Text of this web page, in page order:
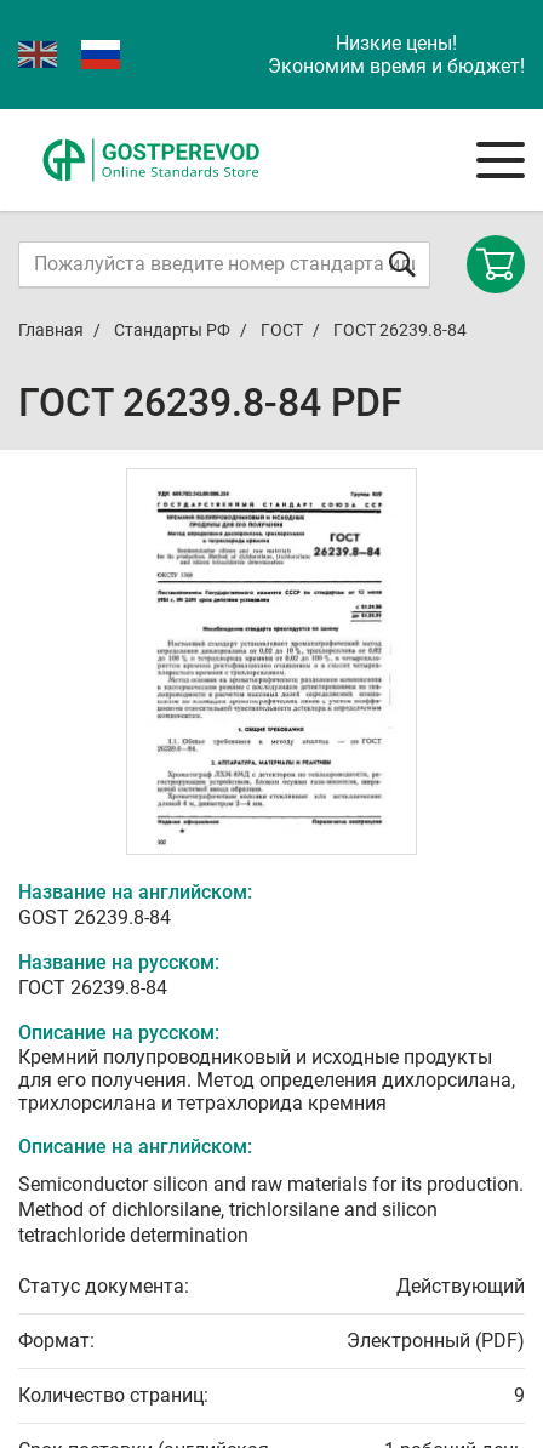
Низкие цены!
Экономим время и бюджет!
Главная Стандарты РФ ГОСТ ГОСТ 26239.8-84
ГОСТ 26239.8-84 PDF
Название на английском:
GOST 26239.8-84
Название на русском:
ГОСТ 26239.8-84
Описание на русском:
Кремний полупроводниковый и исходные продукты
для его получения. Метод определения дихлорсилана,
трихлорсилана и тетрахлорида кремния
Описание на английском:
Semiconductor silicon and raw materials for its production.
Method of dichlorsilane, trichlorsilane and silicon
tetrachloride determination
Статус документа: Действующий
Формат: Электронный (PDF)
Количество страниц: 9